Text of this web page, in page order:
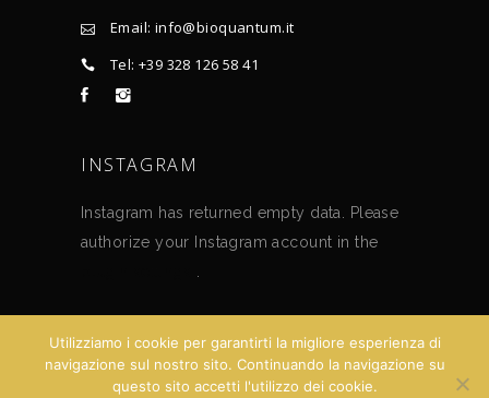
Email: info@bioquantum.it
Tel: +39 328 126 58 41
INSTAGRAM
Instagram has returned empty data. Please
authorize your Instagram account in the
© 2021 Bioquantum.it | Powered by fmqb.it | All
Rights Reserved. Terms and Conditions –Privacy
Utilizziamo i cookie per garantirti la migliore esperienza di
navigazione sul nostro sito. Continuando la navigazione su
questo sito accetti l'utilizzo dei cookie.